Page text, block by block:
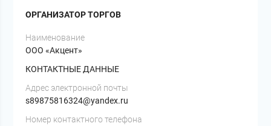
ОРГАНИЗАТОР ТОРГОВ
Наименование
ООО «Акцент»
КОНТАКТНЫЕ ДАННЫЕ
Адрес электронной почты
s89875816324@yandex.ru
Номер контактного телефона